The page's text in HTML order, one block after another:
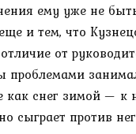
ему уже не
и тем, что
от
проблемами
как снег зимой — к
сыграет против